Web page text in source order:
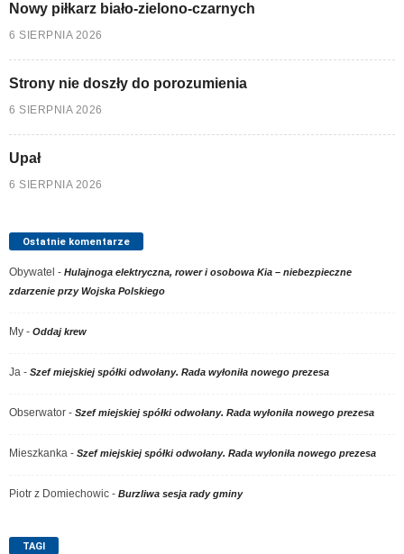
Nowy piłkarz biało-zielono-czarnych
6 SIERPNIA 2026
Strony nie doszły do porozumienia
6 SIERPNIA 2026
Upał
6 SIERPNIA 2026
Ostatnie komentarze
Obywatel - Hulajnoga elektryczna, rower i osobowa Kia – niebezpieczne
zdarzenie przy Wojska Polskiego
My - Oddaj krew
Ja - Szef miejskiej spółki odwołany. Rada wyłoniła nowego prezesa
Obserwator - Szef miejskiej spółki odwołany. Rada wyłoniła nowego prezesa
Mieszkanka - Szef miejskiej spółki odwołany. Rada wyłoniła nowego prezesa
Piotr z Domiechowic - Burzliwa sesja rady gminy
TAGI